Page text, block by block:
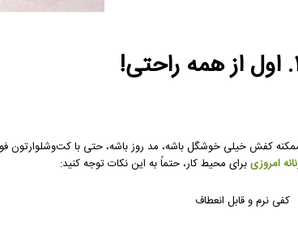
راحتی!
کفش خیلی خوشگل باشه، مد روز باشه، حتی با کت‌وشلوارتون
امروزیبرای محیط کار، حتماً به این نکات توجه کنید:
کفی نرم و قابل‌ انعطاف